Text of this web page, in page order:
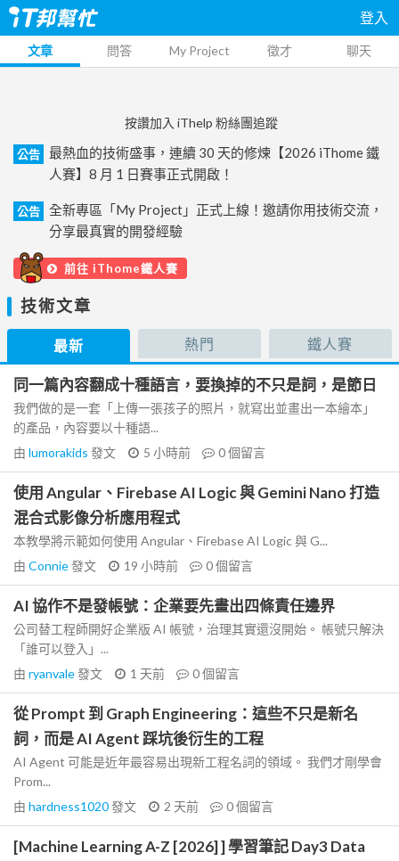
登入
文章 問答 My Project 徵才 聊天
按讚加入 iThelp 粉絲團追蹤
公告
最熱血的技術盛事，連續 30 天的修煉【2026 iThome 鐵
人賽】8 月 1 日賽事正式開啟！
公告
全新專區「My Project」正式上線！邀請你用技術交流，
分享最真實的開發經驗
前往 iThome鐵人賽
技術文章
最新 熱門 鐵人賽
同一篇內容翻成十種語言，要換掉的不只是詞，是節日
我們做的是一套「上傳一張孩子的照片，就寫出並畫出一本繪本」
的產品，內容要以十種語...
由 lumorakids 發文 5 小時前 0個留言
使用 Angular、Firebase AI Logic 與 Gemini Nano 打造
混合式影像分析應用程式
本教學將示範如何使用 Angular、Firebase AI Logic 與 G...
由 Connie發文 19 小時前 0個留言
AI 協作不是發帳號：企業要先畫出四條責任邊界
公司替工程師開好企業版 AI 帳號，治理其實還沒開始。 帳號只解決
「誰可以登入」...
由 ryanvale發文 1 天前 0個留言
從 Prompt 到 Graph Engineering：這些不只是新名
詞，而是 AI Agent 踩坑後衍生的工程
AI Agent 可能是近年最容易出現新工程名詞的領域。 我們才剛學會
Prom...
由 hardness1020發文 2 天前 0個留言
[Machine Learning A-Z [2026] ] 學習筆記 Day3 Data